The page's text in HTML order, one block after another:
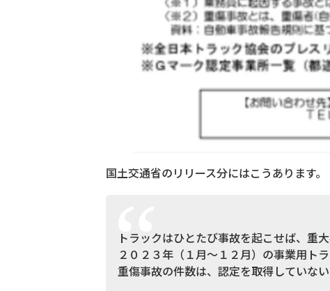
国土交通省のリリース分にはこうあります。
トラックはひとたび事故を起こせば、重
２０２３年（１月～１２月）の事業用ト
重傷事故の件数は、認定を取得していな